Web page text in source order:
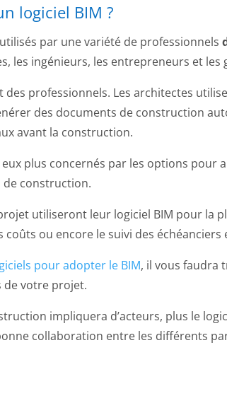
logiciel BIM ?
par une variété de professionnels
les ingénieurs, les entrepreneurs et les
des professionnels. Les architectes
des documents de construction
avant la construction.
plus concernés par les options pour
construction.
utiliseront leur logiciel BIM pour la
coûts ou encore le suivi des échéanciers
pour adopter le BIM, il vous faudra
de votre projet.
impliquera d’acteurs, plus le
collaboration entre les différents